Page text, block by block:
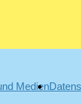
Medien